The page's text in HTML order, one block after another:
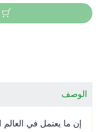
الوصف
إن ما يعتمل في